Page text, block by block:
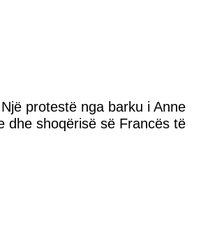
Një protestë nga barku i Anne
dhe shoqërisë së Francës të